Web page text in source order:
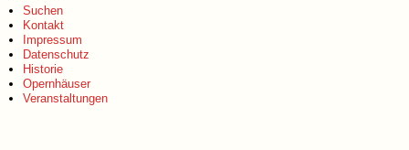
Suchen
Kontakt
Impressum
Datenschutz
Historie
Opernhäuser
Veranstaltungen